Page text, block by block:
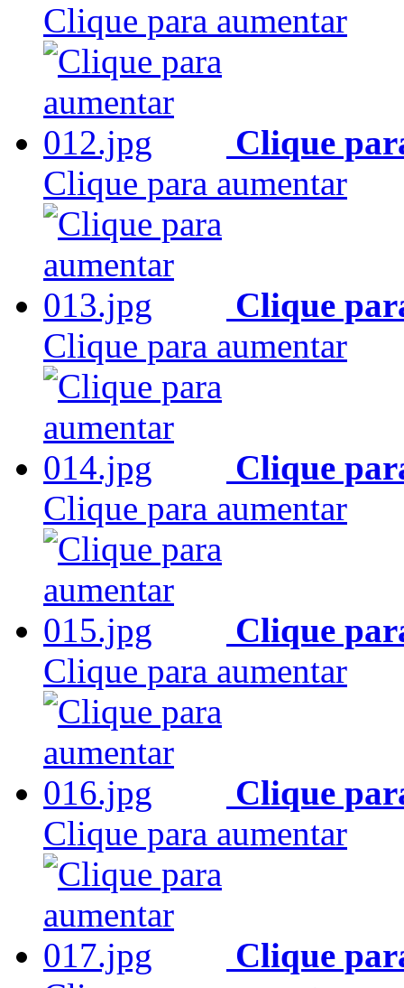
Clique para aumentar
Clique
Clique para aumentar
Clique
Clique para aumentar
Clique
Clique para aumentar
Clique
Clique para aumentar
Clique
Clique para aumentar
Clique